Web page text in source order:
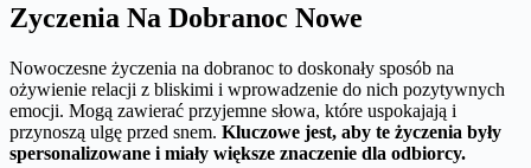
Zyczenia Na Dobranoc Nowe
Nowoczesne życzenia na dobranoc to doskonały sposób na
ożywienie relacji z bliskimi i wprowadzenie do nich pozytywnych
emocji. Mogą zawierać przyjemne słowa, które uspokajają i
przynoszą ulgę przed snem. Kluczowe jest, aby te życzenia były
spersonalizowane i miały większe znaczenie dla odbiorcy.